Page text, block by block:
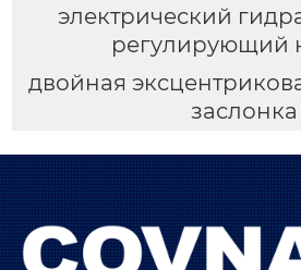
электрический
регулирующий
двойная
заслонка